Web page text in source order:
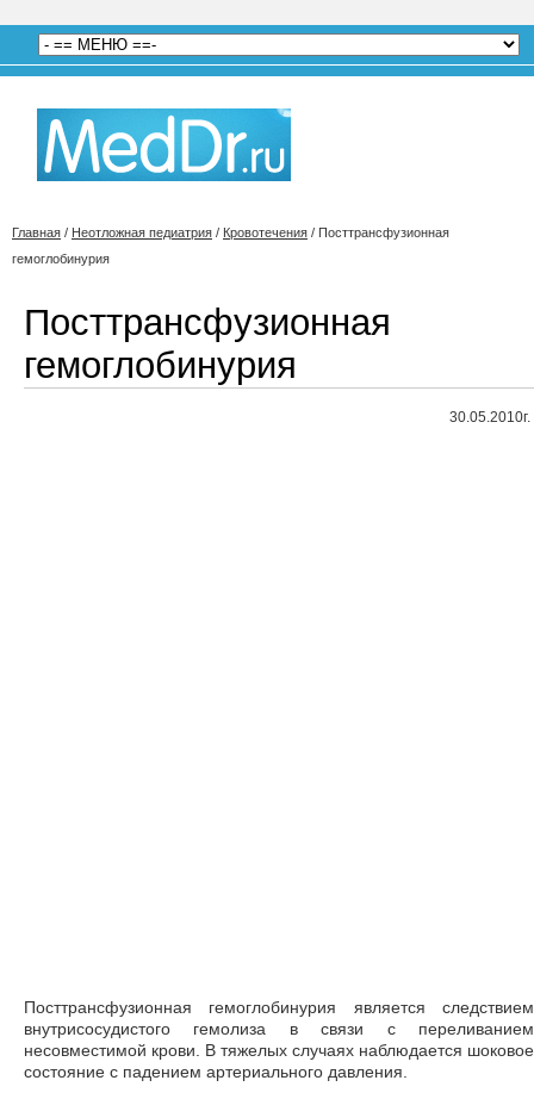
Главная / Неотложная педиатрия / Кровотечения / Посттрансфузионная
гемоглобинурия
Посттрансфузионная
гемоглобинурия
30.05.2010г.
Посттрансфузионная гемоглобинурия является следствием
внутрисосудистого гемолиза в связи с переливанием
несовместимой крови. В тяжелых случаях наблюдается шоковое
состояние с падением артериального давления.